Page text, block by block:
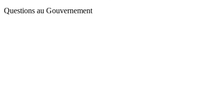
Questions au Gouvernement